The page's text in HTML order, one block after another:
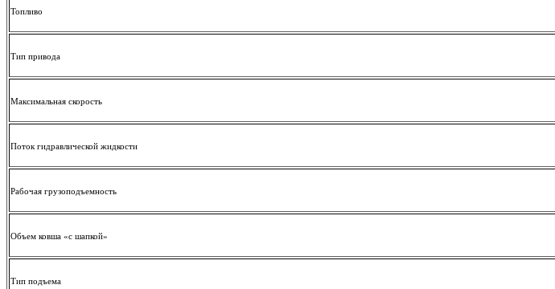
Топливо
Тип привода
Максимальная скорость
Поток гидравлической жидкости
Рабочая грузоподъемность
Объем ковша «с шапкой»
Тип подъема